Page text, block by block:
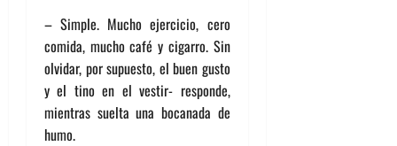
– Simple. Mucho ejercicio, cero
comida, mucho café y cigarro. Sin
olvidar, por supuesto, el buen gusto
y el tino en el vestir- responde,
mientras suelta una bocanada de
humo.